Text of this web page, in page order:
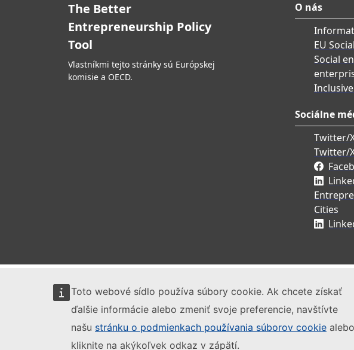
Toto webové sídlo používa súbory cookie. Ak chcete získať
ďalšie informácie alebo zmeniť svoje preferencie, navštívte
našu stránku o podmienkach používania súborov cookie alebo
kliknite na akýkoľvek odkaz v zápätí.
The Better
Entrepreneurship Policy
Tool
Vlastníkmi tejto stránky sú Európskej
komisie a OECD.
O nás
EU
Social
Sociálne
Twitter/
Twitter/
Cities